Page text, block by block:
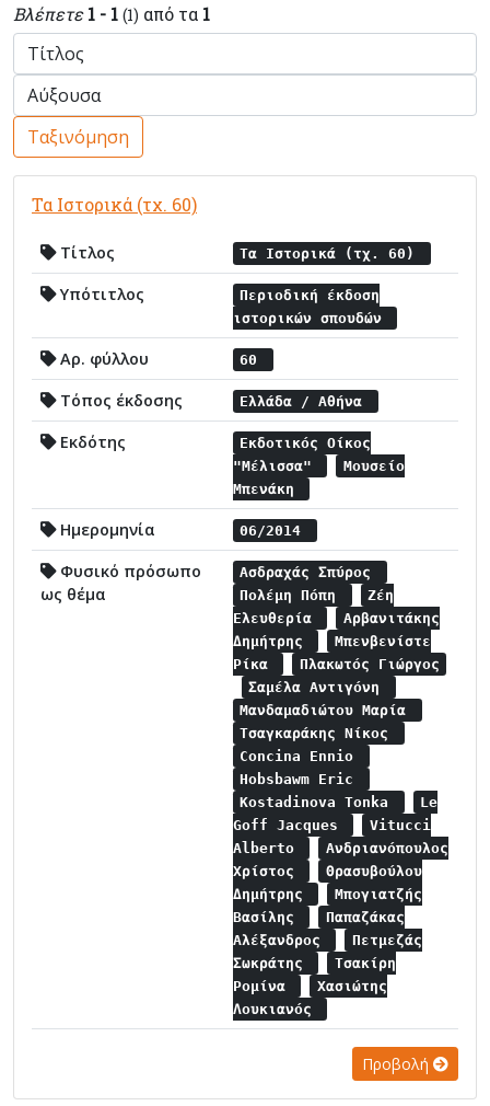
Βλέπετε 1 - 1 (1) από τα 1
Ταξινόμηση
Τα Ιστορικά (τχ. 60)
Τίτλος Τα Ιστορικά (τχ. 60)
Υπότιτλος
Περιοδική έκδοση
ιστορικών σπουδών
Αρ. φύλλου 60
Τόπος έκδοσης Ελλάδα / Αθήνα
Εκδότης
Εκδοτικός Οίκος
"Μέλισσα"
Μουσείο
Μπενάκη
Ημερομηνία 06/2014
Φυσικό πρόσωπο
ως θέμα
Ασδραχάς Σπύρος
Πολέμη Πόπη
Ζέη
Ελευθερία
Αρβανιτάκης
Δημήτρης
Μπενβενίστε
Ρίκα
Πλακωτός Γιώργος
Σαμέλα Αντιγόνη
Μανδαμαδιώτου Μαρία
Τσαγκαράκης Νίκος
Concina Ennio
Hobsbawm Eric
Kostadinova Tonka
Le
Goff Jacques
Vitucci
Alberto
Ανδριανόπουλος
Χρίστος
Θρασυβούλου
Δημήτρης
Μπογιατζής
Βασίλης
Παπαζάκας
Αλέξανδρος
Πετμεζάς
Σωκράτης
Τσακίρη
Ρομίνα
Χασιώτης
Λουκιανός
Προβολή